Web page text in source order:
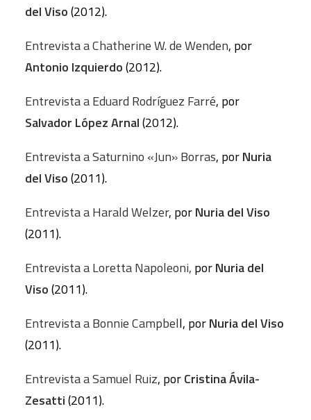
del Viso(2012).
Entrevista a Chatherine W. de Wenden, por
Antonio Izquierdo(2012).
Entrevista a Eduard Rodríguez Farré, por
Salvador López Arnal(2012).
Entrevista a Saturnino «Jun» Borras, porNuria
del Viso(2011).
Entrevista a Harald Welzer, porNuria del Viso
(2011).
Entrevista a Loretta Napoleoni, porNuria del
Viso(2011).
Entrevista a Bonnie Campbell, porNuria del Viso
(2011).
Entrevista a Samuel Ruiz, porCristina Ávila-
Zesatti(2011).